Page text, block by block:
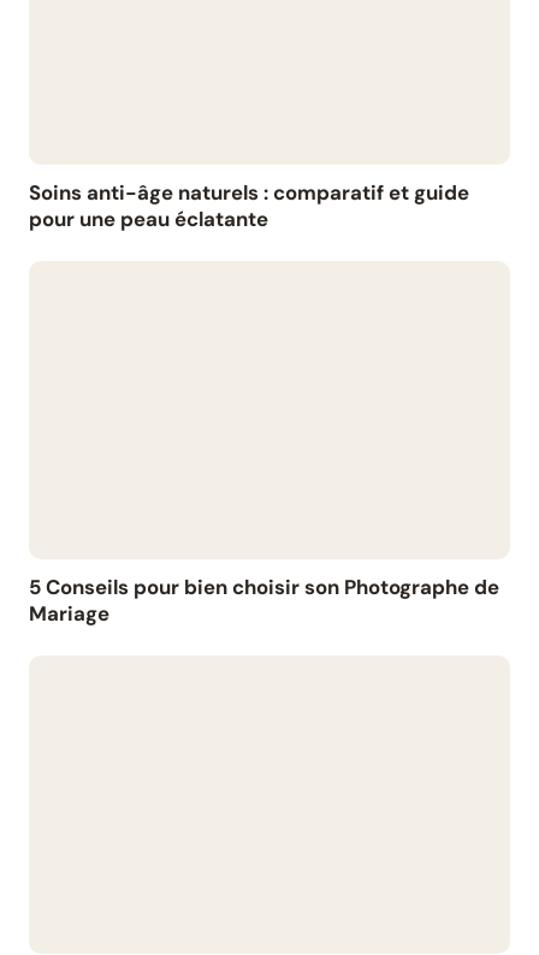
Soins anti-âge naturels : comparatif et guide
pour une peau éclatante
5 Conseils pour bien choisir son Photographe de
Mariage